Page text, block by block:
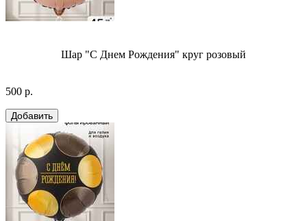
Шар "С Днем Рождения" круг розовый
500 р.